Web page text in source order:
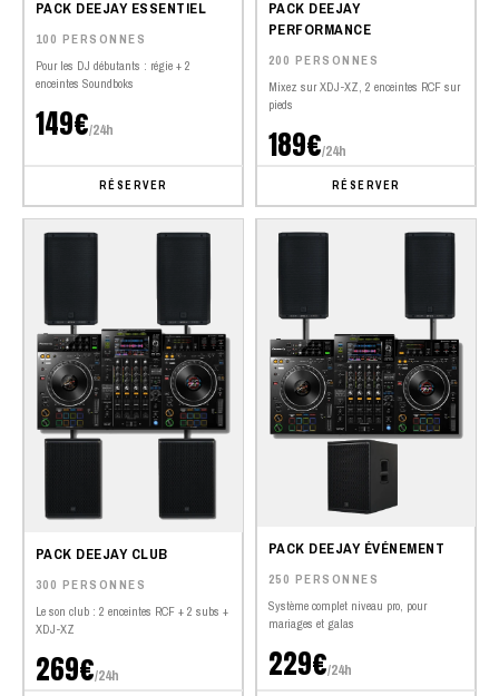
PACK DEEJAY ESSENTIEL
100 PERSONNES
Pour les DJ débutants : régie + 2
enceintes Soundboks
149€/24h
RÉSERVER
PACK DEEJAY
PERFORMANCE
200 PERSONNES
Mixez sur XDJ-XZ, 2 enceintes RCF sur
pieds
189€/24h
RÉSERVER
PACK DEEJAY CLUB
300 PERSONNES
Le son club : 2 enceintes RCF + 2 subs +
XDJ-XZ
269€/24h
PACK DEEJAY ÉVÉNEMENT
250 PERSONNES
Système complet niveau pro, pour
mariages et galas
229€/24h